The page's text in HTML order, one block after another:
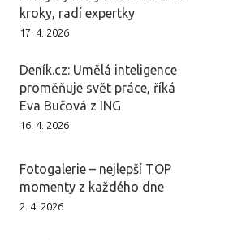
kroky, radí expertky
17. 4. 2026
Deník.cz: Umělá inteligence
proměňuje svět práce, říká
Eva Bučová z ING
16. 4. 2026
Fotogalerie – nejlepší TOP
momenty z každého dne
2. 4. 2026